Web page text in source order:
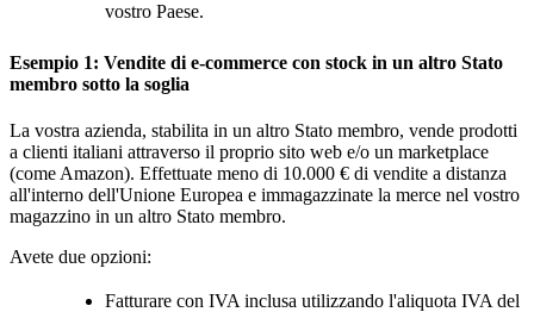
vostro Paese.
Esempio 1: Vendite di e-commerce con stock in un altro Stato
membro sotto la soglia
La vostra azienda, stabilita in un altro Stato membro, vende prodotti
a clienti italiani attraverso il proprio sito web e/o un marketplace
(come Amazon). Effettuate meno di 10.000 € di vendite a distanza
all'interno dell'Unione Europea e immagazzinate la merce nel vostro
magazzino in un altro Stato membro.
Avete due opzioni:
Fatturare con IVA inclusa utilizzando l'aliquota IVA del